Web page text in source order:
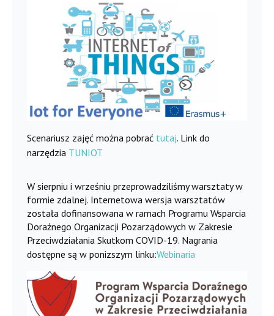
Scenariusz zajęć można pobrać tutaj. Link do
narzędzia TUNIOT
W sierpniu i wrześniu przeprowadziliśmy warsztaty w
formie zdalnej. Internetowa wersja warsztatów
została dofinansowana w ramach Programu Wsparcia
Doraźnego Organizacji Pozarządowych w Zakresie
Przeciwdziałania Skutkom COVID-19. Nagrania
dostępne są w ponizszym linku:Webinaria